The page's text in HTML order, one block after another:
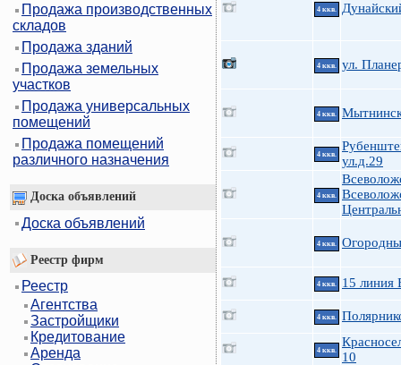
Продажа производственных
складов
Продажа зданий
Продажа земельных
участков
Продажа универсальных
помещений
Продажа помещений
различного назначения
Доска объявлений
Доска объявлений
Реестр фирм
Реестр
Агентства
Застройщики
Кредитование
Аренда
4 ккв.
4 ккв. ул.
4 ккв.
4 ккв.
ул.д.29
4 ккв.
4 ккв.
4 ккв. 15 линия
4 ккв.
4 ккв.
10